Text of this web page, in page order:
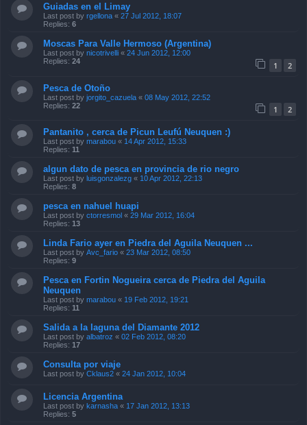
Guiadas en el Limay
Last post by rgellona « 27 Jul 2012, 18:07
Replies: 6
Moscas Para Valle Hermoso (Argentina)
Last post by nicotrivelli « 24 Jun 2012, 12:00
Replies: 24 1 2
Pesca de Otoño
Last post by jorgito_cazuela « 08 May 2012, 22:52
Replies: 22 1 2
Pantanito , cerca de Picun Leufú Neuquen :)
Last post by marabou « 14 Apr 2012, 15:33
Replies: 11
algun dato de pesca en provincia de rio negro
Last post by luisgonzalezg « 10 Apr 2012, 22:13
Replies: 8
pesca en nahuel huapi
Last post by ctorresmol « 29 Mar 2012, 16:04
Replies: 13
Linda Fario ayer en Piedra del Aguila Neuquen ...
Last post by Avc_fario « 23 Mar 2012, 08:50
Replies: 9
Pesca en Fortin Nogueira cerca de Piedra del Aguila
Neuquen
Last post by marabou « 19 Feb 2012, 19:21
Replies: 11
Salida a la laguna del Diamante 2012
Last post by albatroz « 02 Feb 2012, 08:20
Replies: 17
Consulta por viaje
Last post by Cklaus2 « 24 Jan 2012, 10:04
Licencia Argentina
Last post by karnasha « 17 Jan 2012, 13:13
Replies: 5